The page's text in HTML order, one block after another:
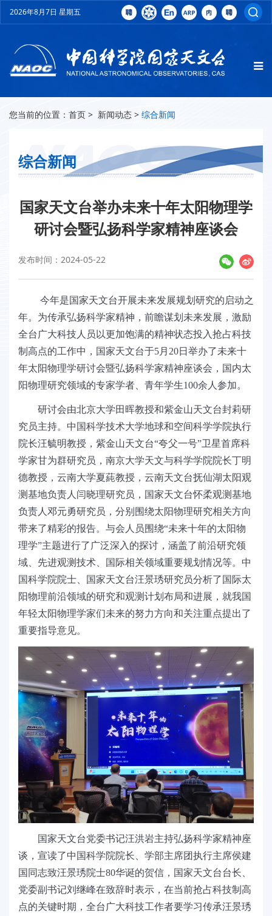
2026年8月7日 星期五
您当前的位置： 首页 > 新闻动态 > 综合新闻
综合新闻
国家天文台举办未来十年太阳物理学
研讨会暨弘扬科学家精神座谈会
发布时间：2024-05-22
今年是国家天文台开展未来发展规划研究的启动之
年。为传承弘扬科学家精神，前瞻谋划未来发展，激励
全台广大科技人员以更加饱满的精神状态投入抢占科技
制高点的工作中，国家天文台于5月 20日举办了未来十
年太阳物理学研讨会暨弘扬科学家精神座谈会，国内太
阳物理研究领域的专家学者、青年学生100余人参加。
研讨会由北京大学田晖教授和紫金山天文台封莉研
究员主持。中国科学技术大学地球和空间科学学院执行
院长汪毓明教授，紫金山天文台“夸父一号”卫星首席科
学家甘为群研究员，南京大学天文与科学学院院长丁明
德教授，云南大学夏蒓教授，云南天文台抚仙湖太阳观
测基地负责人闫晓理研究员，国家天文台怀柔观测基地
负责人邓元勇研究员，分别围绕太阳物理研究相关方向
带来了精彩的报告。 与会人员围绕“未来十年的太阳物
理学”主题进行了广泛深入的探讨，涵盖了前沿研究领
域、先进观测技术、国际相关领域重要规划情况等。中
国科学院院士、国家天文台汪景琇研究员分析了国际太
阳物理前沿领域的研究和观测计划布局和进展，就我国
年轻太阳物理学家们未来的努力方向和关注重点提出了
重要指导意见。
国家天文台党委书记汪洪岩主持弘扬科学家精神座
谈，宣读了中国科学院院长、学部主席团执行主席侯建
国同志致汪景琇院士80华诞的贺信，国家天文台台长、
党委副书记刘继峰在致辞时表示，在当前抢占科技制高
点的关键时期，全台广大科技工作者要学习传承汪景琇